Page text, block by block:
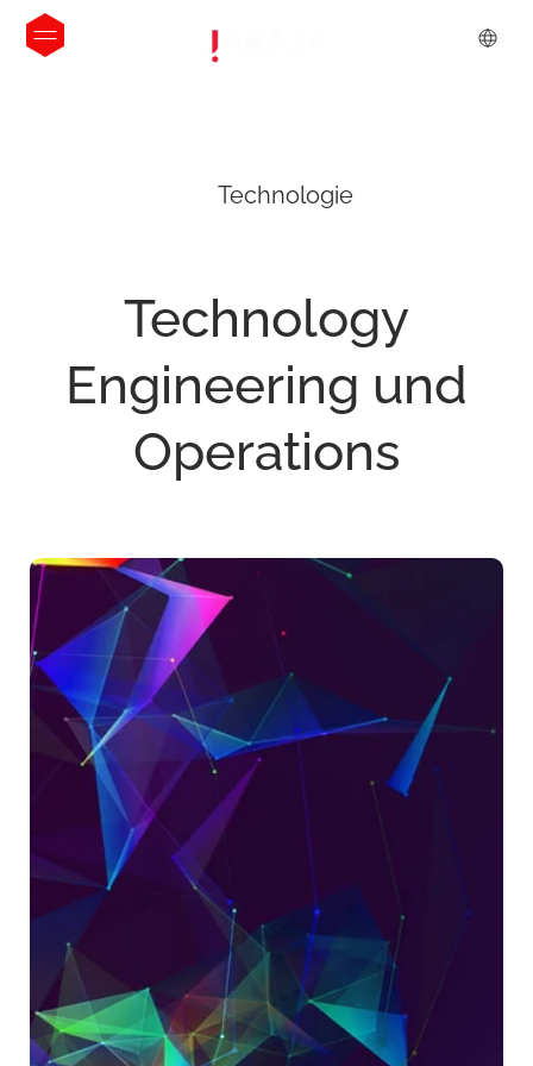
Technologie
Technology
Engineering und
Operations